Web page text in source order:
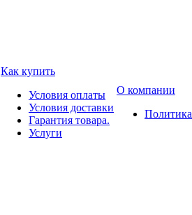
Как купить
Условия оплаты
Условия доставки
Гарантия товара.
Услуги
О компании
Политика